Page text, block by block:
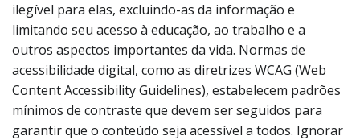
ilegível para elas, excluindo-as da informação e
limitando seu acesso à educação, ao trabalho e a
outros aspectos importantes da vida. Normas de
acessibilidade digital, como as diretrizes WCAG (Web
Content Accessibility Guidelines), estabelecem padrões
mínimos de contraste que devem ser seguidos para
garantir que o conteúdo seja acessível a todos. Ignorar